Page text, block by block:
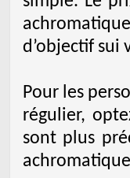
d’objectif sui
Pour les
régulier,
sont plus